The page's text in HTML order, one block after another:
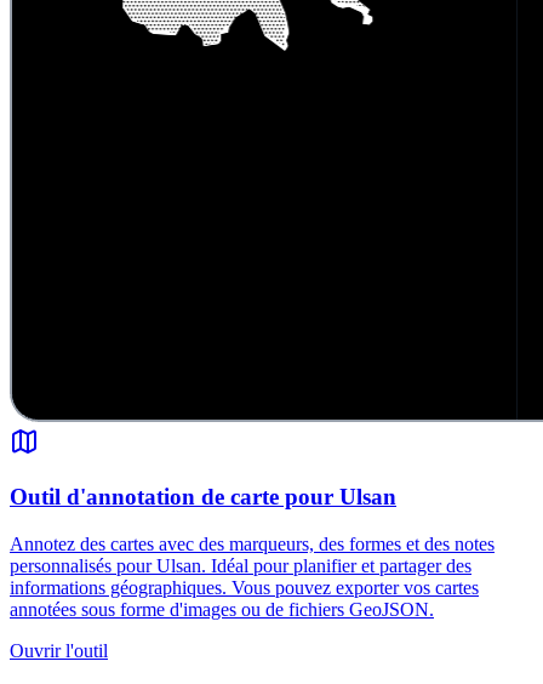
Outil d'annotation de carte pour Ulsan
Annotez des cartes avec des marqueurs, des formes et des notes
personnalisés pour Ulsan. Idéal pour planifier et partager des
informations géographiques. Vous pouvez exporter vos cartes
annotées sous forme d'images ou de fichiers GeoJSON.
Ouvrir l'outil